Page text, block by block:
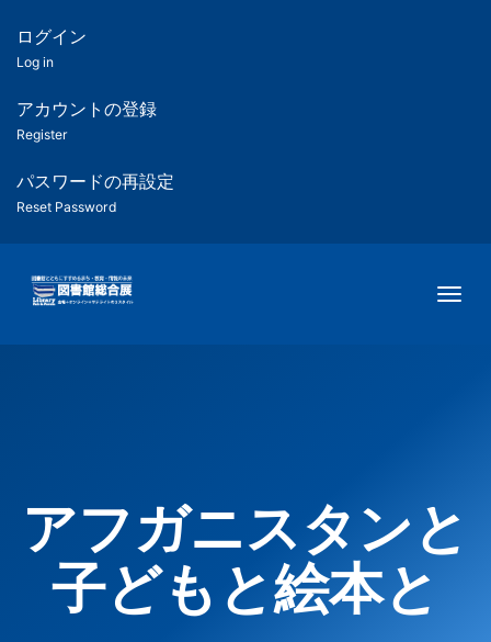
ツ
匿
名
ユ
ー
ー
用
メ
ログイン
Log in
アカウントの登録
Register
パスワードの再設定
Reset Password
アフガニスタンと
子どもと絵本と